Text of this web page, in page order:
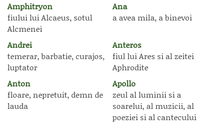
Amphitryon
fiului lui Alcaeus, sotul
Alcmenei
Ana
a avea mila, a binevoi
Andrei
temerar, barbatie, curajos,
luptator
Anteros
fiul lui Ares si al zeitei
Aphrodite
Anton
floare, nepretuit, demn de
lauda
Apollo
zeul al luminii si a
soarelui, al muzicii, al
poeziei si al cantecului